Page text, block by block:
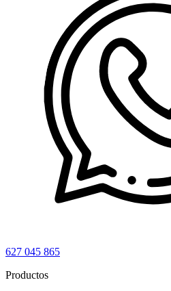
627 045 865
Productos